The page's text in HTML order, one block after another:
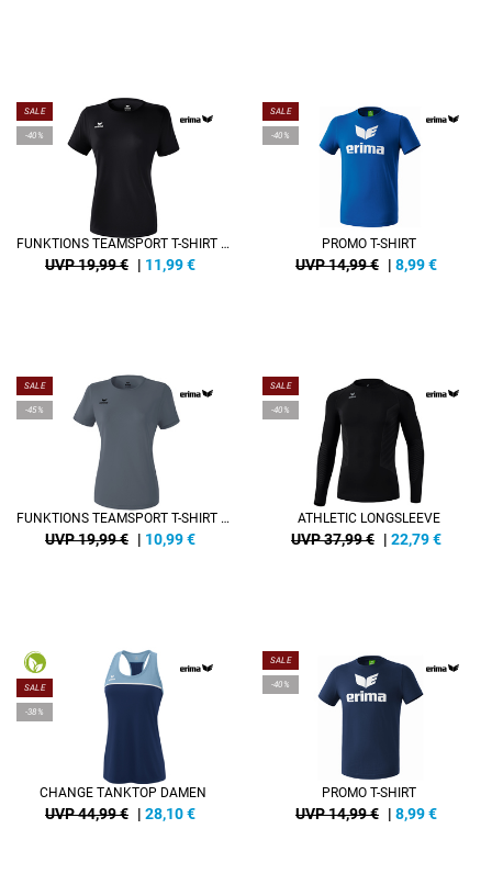
SALE
-40%
FUNKTIONS TEAMSPORT T-SHIRT DAMEN
UVP 19,99 € | 11,99€
SALE
-40%
PROMO T-SHIRT
UVP 14,99 € | 8,99€
SALE
-45%
FUNKTIONS TEAMSPORT T-SHIRT DAMEN
UVP 19,99 € | 10,99€
SALE
-40%
ATHLETIC LONGSLEEVE
UVP 37,99 € | 22,79€
SALE
-38%
CHANGE TANKTOP DAMEN
UVP 44,99 € | 28,10€
SALE
-40%
PROMO T-SHIRT
UVP 14,99 € | 8,99€